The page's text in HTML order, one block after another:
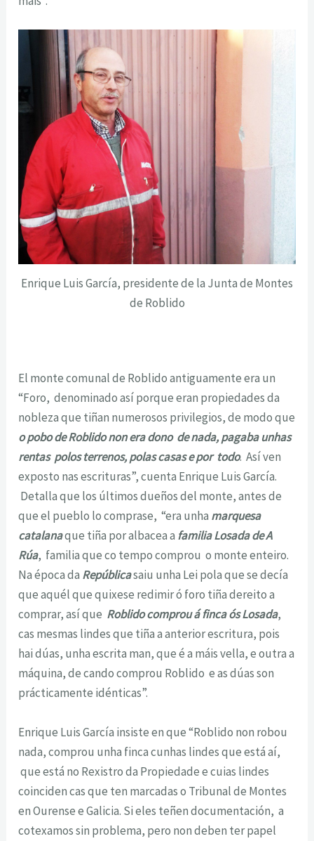
Enrique Luis García, presidente de la Junta de Montes
de Roblido
El monte comunal de Roblido antiguamente era un
“Foro, denominado así porque eran propiedades da
nobleza que tiñan numerosos privilegios, de modo que
o pobo de Roblido non era dono de nada, pagaba unhas
rentas polos terrenos, polas casas e por todo. Así ven
exposto nas escrituras”, cuenta Enrique Luis García.
Detalla que los últimos dueños del monte, antes de
que el pueblo lo comprase, “era unha marquesa
catalanaque tiña por albacea a familia Losada de A
Rúa, familia que co tempo comprou o monte enteiro.
Na época da Repúblicasaiu unha Lei pola que se decía
que aquél que quixese redimir ó foro tiña dereito a
comprar, así que Roblido comprou á finca ós Losada,
cas mesmas lindes que tiña a anterior escritura, pois
hai dúas, unha escrita man, que é a máis vella, e outra a
máquina, de cando comprou Roblido e as dúas son
prácticamente idénticas”.
Enrique Luis García insiste en que “Roblido non robou
nada, comprou unha finca cunhas lindes que está aí,
que está no Rexistro da Propiedade e cuias lindes
coinciden cas que ten marcadas o Tribunal de Montes
en Ourense e Galicia. Si eles teñen documentación, a
cotexamos sin problema, pero non deben ter papel